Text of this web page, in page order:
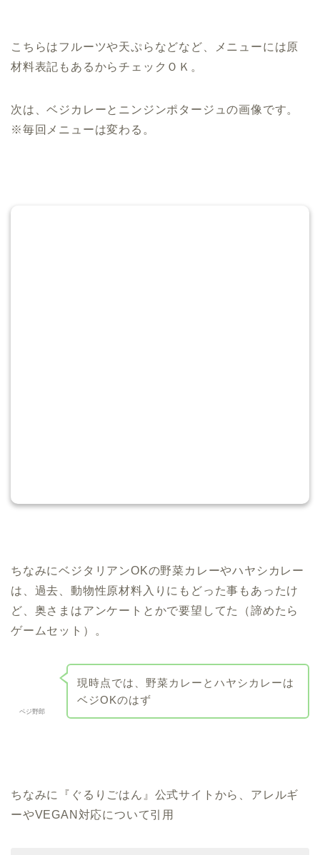
こちらはフルーツや天ぷらなどなど、メニューには原
材料表記もあるからチェックＯＫ。
次は、ベジカレーとニンジンポタージュの画像です。
※毎回メニューは変わる。
ちなみにベジタリアンOKの野菜カレーやハヤシカレー
は、過去、動物性原材料入りにもどった事もあったけ
ど、奥さまはアンケートとかで要望してた（諦めたら
ゲームセット）。
ベジ野郎
現時点では、野菜カレーとハヤシカレーは
ベジOKのはず
ちなみに『ぐるりごはん』公式サイトから、アレルギ
ーやVEGAN対応について引用